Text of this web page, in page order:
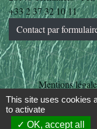
+33 2 37 32 10 11
Contact par
Mentions
Accessibilité -
This site uses cookies
to activate
OK, accept all